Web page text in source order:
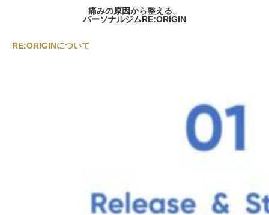
痛みの原因から整える。
パーソナルジムRE:ORIGIN
RE:ORIGINについて